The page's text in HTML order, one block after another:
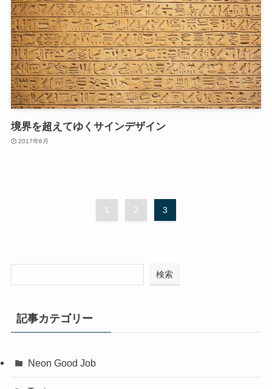
境界を超えてゆくサインデザイン
2017年6月
1 2 3
検索
記事カテゴリー
Neon Good Job